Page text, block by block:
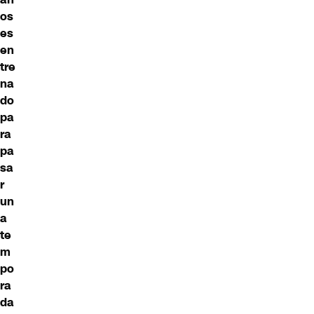
os
es
en
tre
na
do
pa
ra
pa
sa
r
un
a
te
m
po
ra
da